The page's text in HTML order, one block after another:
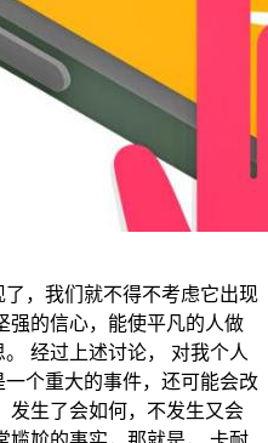
，我们就不得不考虑它出现
强的信心，能使平凡的人做
经过上述讨论， 对我个人
个重大的事件，还可能会改
发生了会如何，不发生又会